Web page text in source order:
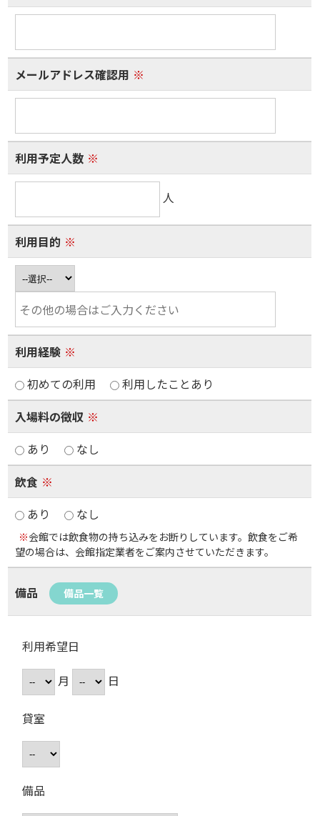
メールアドレス確認用 ※
利用予定人数 ※
人
利用目的 ※
利用経験 ※
初めての利用
利用したことあり
入場料の徴収 ※
あり
なし
飲食 ※
あり
なし
※会館では飲食物の持ち込みをお断りしています。飲食をご希
望の場合は、会館指定業者をご案内させていただきます。
備品 備品一覧
利用希望日
月
日
貸室
備品